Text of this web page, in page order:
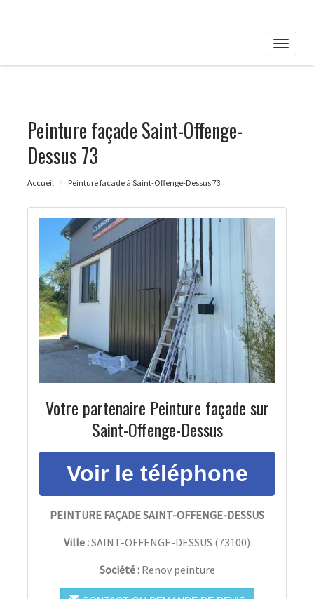
Toggle
Peinture façade Saint-Offenge-
Dessus 73
Accueil Peinture façade à Saint-Offenge-Dessus 73
Votre partenaire Peinture façade sur
Saint-Offenge-Dessus
PEINTURE FAÇADE SAINT-OFFENGE-DESSUS
Ville :SAINT-OFFENGE-DESSUS (73100)
Société : Renov peinture